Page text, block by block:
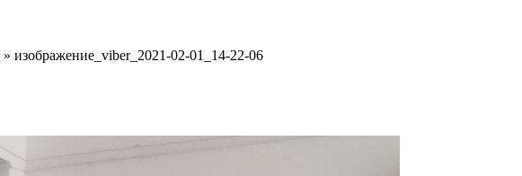
» изображение_viber_2021-02-01_14-22-06